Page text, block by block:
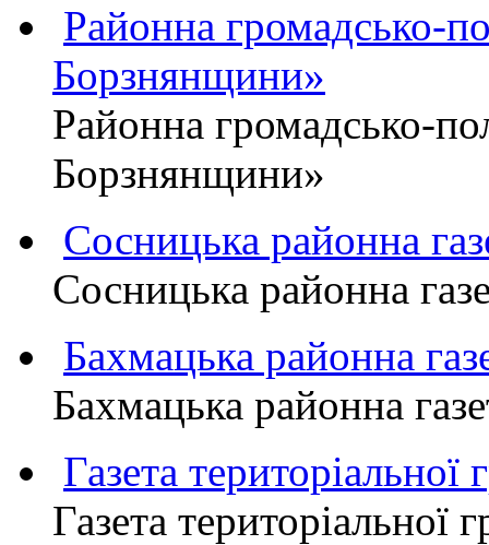
Районна громадсько-
Борзнянщини»
Районна громадсько-
Борзнянщини»
Сосницька районна
Сосницька районна
Бахмацька районна
Бахмацька районна
Газета
Газета